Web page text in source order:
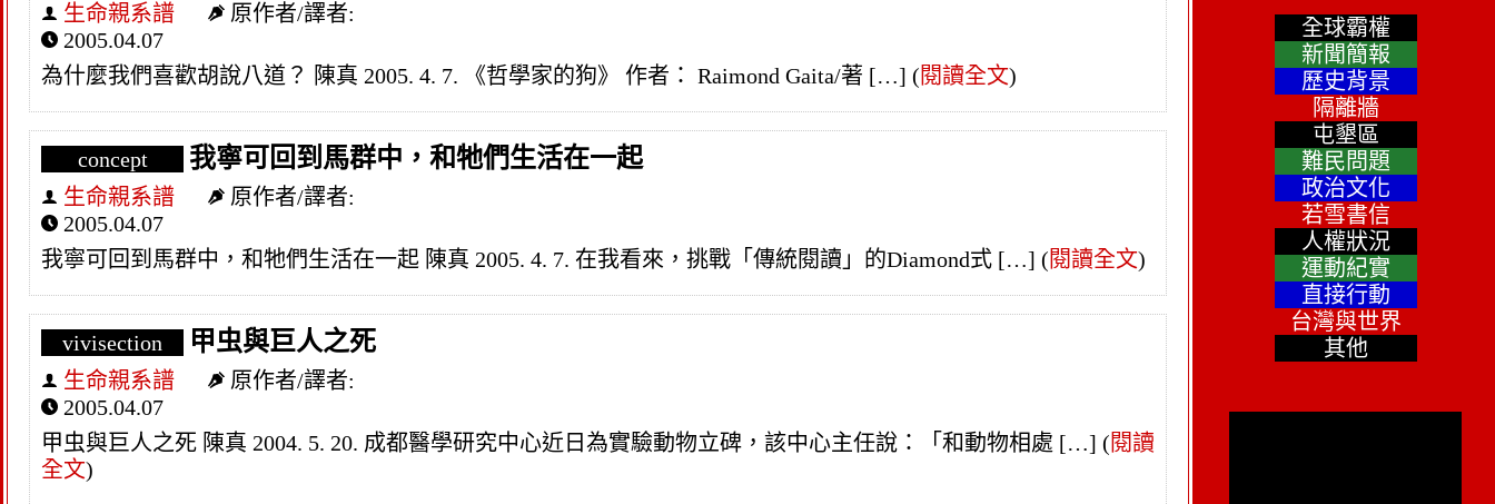
生命親系譜
原作者/譯者:
2005.04.07
為什麼我們喜歡胡說八道？ 陳真 2005. 4. 7. 《哲學家的狗》 作者： Raimond Gaita/著 […] (閱讀全文)
concept 我寧可回到馬群中，和牠們生活在一起
生命親系譜
原作者/譯者:
2005.04.07
我寧可回到馬群中，和牠們生活在一起 陳真 2005. 4. 7. 在我看來，挑戰「傳統閱讀」的Diamond式 […] (閱讀全文)
vivisection 甲虫與巨人之死
生命親系譜
原作者/譯者:
2005.04.07
甲虫與巨人之死 陳真 2004. 5. 20. 成都醫學研究中心近日為實驗動物立碑，該中心主任說：「和動物相處 […] (閱讀
全文)
全球霸權
新聞簡報
歷史背景
隔離牆
屯墾區
難民問題
政治文化
若雪書信
人權狀況
運動紀實
直接行動
台灣與世界
其他